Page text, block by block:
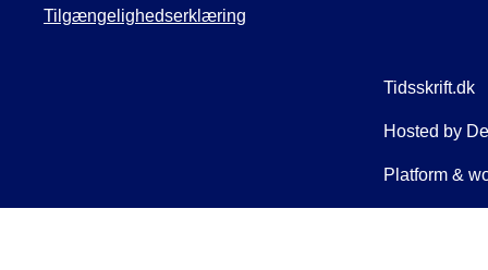
Tilgængelighedserklæring